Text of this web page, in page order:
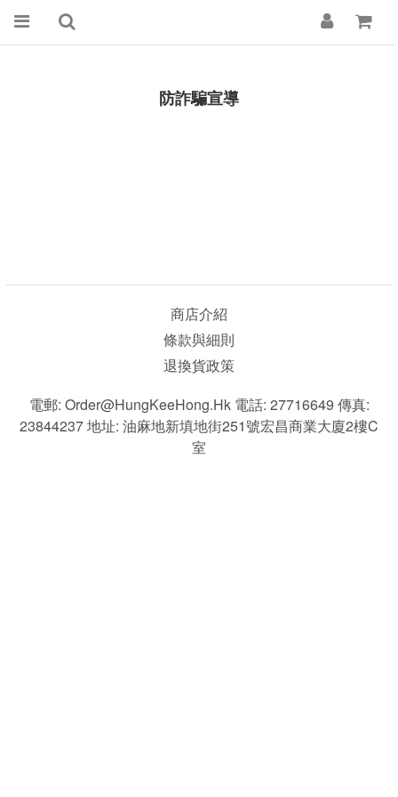
防詐騙宣導
商店介紹
條款與細則
退換貨政策
電郵: Order@HungKeeHong.hk 電話: 27716649 傳真:
23844237 地址: 油麻地新填地街251號宏昌商業大廈2樓C
室